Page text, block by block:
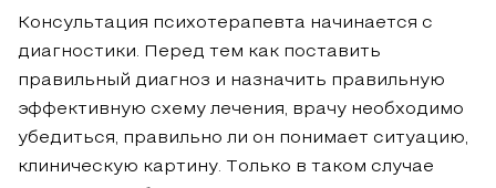
Консультация психотерапевта начинается с
диагностики. Перед тем как поставить
правильный диагноз и назначить правильную
эффективную схему лечения, врачу необходимо
убедиться, правильно ли он понимает ситуацию,
клиническую картину. Только в таком случае